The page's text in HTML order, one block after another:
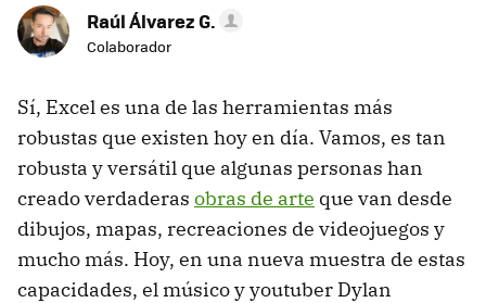
Raúl Álvarez G.
Colaborador
Sí, Excel es una de las herramientas más
robustas que existen hoy en día. Vamos, es tan
robusta y versátil que algunas personas han
creado verdaderas obras de arte que van desde
dibujos, mapas, recreaciones de videojuegos y
mucho más. Hoy, en una nueva muestra de estas
capacidades, el músico y youtuber Dylan